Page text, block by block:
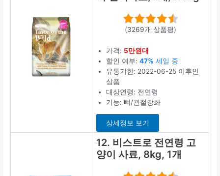
(3269개 상품평)
가격: 5만원대
할인 여부:47% 세일 중
유통기한: 2022-06-25 이후인
상품
대상연령: 전연령
기능: 뼈/관절강화
상세정보 보기
12. 비스트로 전연령 고
양이 사료, 8kg, 1개